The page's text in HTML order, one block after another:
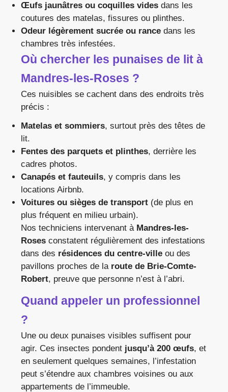
Œufs jaunâtres ou coquilles vides dans les
coutures des matelas, fissures ou plinthes.
Odeur légèrement sucrée ou rance dans les
chambres très infestées.
Où chercher les punaises de lit à
Mandres-les-Roses ?
Ces nuisibles se cachent dans des endroits très
précis :
Matelas et sommiers, surtout près des têtes de
lit.
Fentes des parquets et plinthes, derrière les
cadres photos.
Canapés et fauteuils, y compris dans les
locations Airbnb.
Voitures ou sièges de transport (de plus en
plus fréquent en milieu urbain).
Nos techniciens intervenant à Mandres-les-
Roses constatent régulièrement des infestations
dans des résidences du centre-ville ou des
pavillons proches de la route de Brie-Comte-
Robert, preuve que personne n’est à l’abri.
Quand appeler un professionnel
?
Une ou deux punaises visibles suffisent pour
agir. Ces insectes pondent jusqu’à 200 œufs, et
en seulement quelques semaines, l’infestation
peut s’étendre aux chambres voisines ou aux
appartements de l’immeuble.